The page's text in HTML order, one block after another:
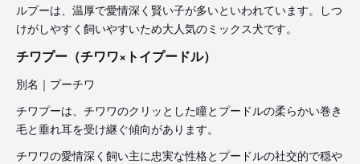
ルプーは、温厚で愛情深く賢い子が多いといわれています。しつ
けがしやすく飼いやすいため大人気のミックス犬です。
チワプー（チワワ×トイプードル）
別名｜プーチワ
チワプーは、チワワのクリッとした瞳とプードルの柔らかい巻き
毛と垂れ耳を受け継ぐ傾向があります。
チワワの愛情深く飼い主に忠実な性格とプードルの社交的で穏や